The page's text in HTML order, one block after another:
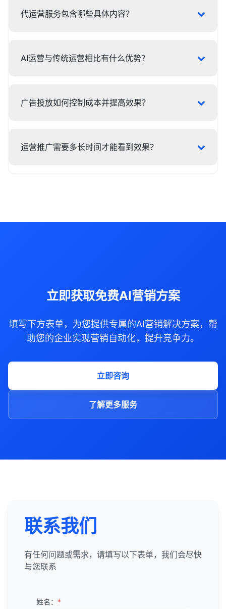
代运营服务包含哪些具体内容？
AI运营与传统运营相比有什么优势？
广告投放如何控制成本并提高效果？
运营推广需要多长时间才能看到效果？
立即获取免费AI营销方案
填写下方表单，为您提供专属的AI营销解决方案，帮
助您的企业实现营销自动化，提升竞争力。
立即咨询
了解更多服务
联系我们
有任何问题或需求，请填写以下表单，我们会尽快
与您联系
姓名： *